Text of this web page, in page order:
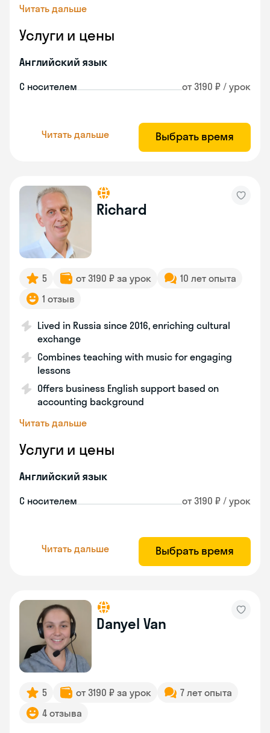
Читать дальше
Услуги и цены
Английский язык
С носителем от 3190 ₽ / урок
Читать дальше Выбрать время
Richard
5 от 3190 ₽ за урок
10 лет опыта
1 отзыв
Lived in Russia since 2016, enriching cultural
exchange
Combines teaching with music for engaging
lessons
Offers business English support based on
accounting background
Читать дальше
Услуги и цены
Английский язык
С носителем от 3190 ₽ / урок
Читать дальше Выбрать время
Danyel Van
5 от 3190 ₽ за урок
7 лет опыта
4 отзыва